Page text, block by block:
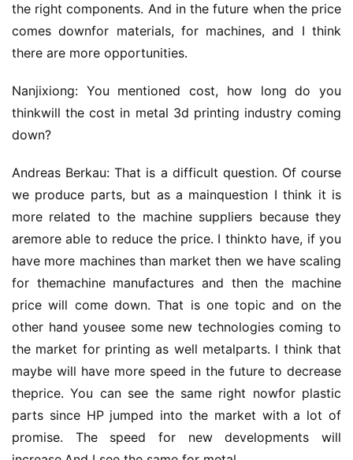
the right components. And in the future when the price
comes downfor materials, for machines, and I think
there are more opportunities.
Nanjixiong: You mentioned cost, how long do you
thinkwill the cost in metal 3d printing industry coming
down?
Andreas Berkau: That is a difficult question. Of course
we produce parts, but as a mainquestion I think it is
more related to the machine suppliers because they
aremore able to reduce the price. I thinkto have, if you
have more machines than market then we have scaling
for themachine manufactures and then the machine
price will come down. That is one topic and on the
other hand yousee some new technologies coming to
the market for printing as well metalparts. I think that
maybe will have more speed in the future to decrease
theprice. You can see the same right nowfor plastic
parts since HP jumped into the market with a lot of
promise. The speed for new developments will